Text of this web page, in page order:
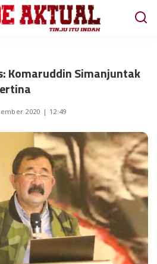
Komaruddin Simanjuntak
2020 | 12:49